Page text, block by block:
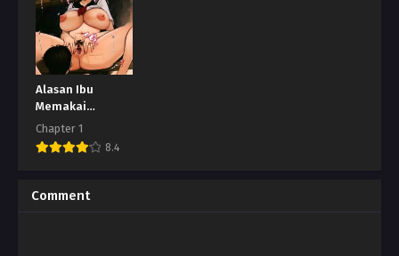
Alasan Ibu
Memakai
Seragam Pelaut
Chapter 1
8.4
Comment